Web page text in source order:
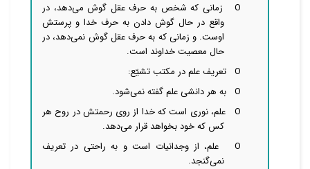
O
زمانی که شخص به حرف عقل گوش می‌دهد، در
واقع در حال گوش دادن به حرف خدا و پرستش
اوست. و زمانی که به حرف عقل گوش نمی‌دهد، در
حال معصیت خداوند است.
O تعریف علم در مکتب تشیّع:
O به هر دانشی علم گفتهنمی‌شود.
O
علم، نوری است که خدا از روی رحمتش در روح هر
کس که خود بخواهد قرار می‌دهد.
O
علم، از وجدانیات است و به راحتی در تعریف
نمی‌گنجد.